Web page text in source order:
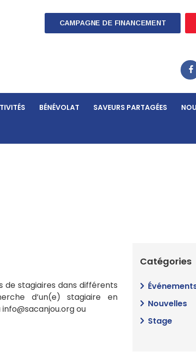
CAMPAGNE DE FINANCEMENT
BÉNÉVOLAT SAVEURS PARTAGÉES
de stagiaires dans différents
d’un(e) stagiaire en
info@sacanjou.orgou
Catégories
Nouvelles
Stage